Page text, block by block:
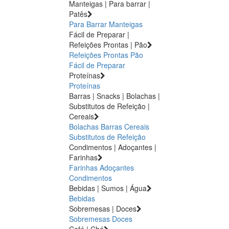
Manteigas | Para barrar |
Patês
Para Barrar Manteigas
Fácil de Preparar |
Refeições Prontas | Pão
Refeições Prontas Pão
Fácil de Preparar
Proteínas
Proteínas
Barras | Snacks | Bolachas |
Substitutos de Refeição |
Cereais
Bolachas Barras Cereais
Substitutos de Refeição
Condimentos | Adoçantes |
Farinhas
Farinhas Adoçantes
Condimentos
Bebidas | Sumos | Água
Bebidas
Sobremesas | Doces
Sobremesas Doces